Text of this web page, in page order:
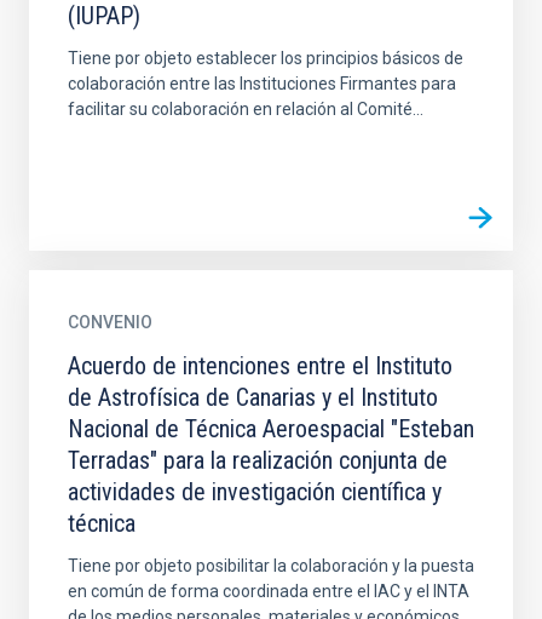
(IUPAP)
Tiene por objeto establecer los principios básicos de
colaboración entre las Instituciones Firmantes para
facilitar su colaboración en relación al Comité...
CONVENIO
Acuerdo de intenciones entre el Instituto
de Astrofísica de Canarias y el Instituto
Nacional de Técnica Aeroespacial "Esteban
Terradas" para la realización conjunta de
actividades de investigación científica y
técnica
Tiene por objeto posibilitar la colaboración y la puesta
en común de forma coordinada entre el IAC y el INTA